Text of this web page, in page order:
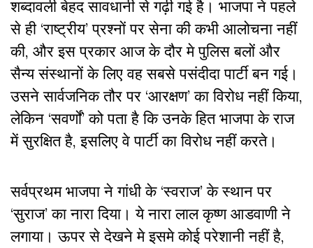
शब्दावली बेहद सावधानी से गढ़ी गई है। भाजपा ने पहले
से ही ‘राष्ट्रीय’ प्रश्नों पर सेना की कभी आलोचना नहीं
की, और इस प्रकार आज के दौर मे पुलिस बलों और
सैन्य संस्थानों के लिए वह सबसे पसंदीदा पार्टी बन गई।
उसने सार्वजनिक तौर पर ‘आरक्षण’ का विरोध नहीं किया,
लेकिन ‘सवर्णों’ को पता है कि उनके हित भाजपा के राज
में सुरक्षित है, इसलिए वे पार्टी का विरोध नहीं करते।
सर्वप्रथम भाजपा ने गांधी के ‘स्वराज’ के स्थान पर
‘सुराज’ का नारा दिया। ये नारा लाल कृष्ण आडवाणी ने
लगाया। ऊपर से देखने मे इसमे कोई परेशानी नहीं है,